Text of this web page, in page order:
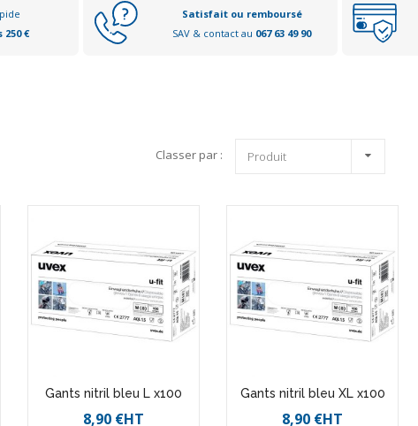
€
Satisfait ou remboursé
SAV & contact au 067 63 49 90
Classer par : Produit
Gants nitril bleu L x100
8,90 €HT
Gants nitril bleu XL x100
8,90 €HT